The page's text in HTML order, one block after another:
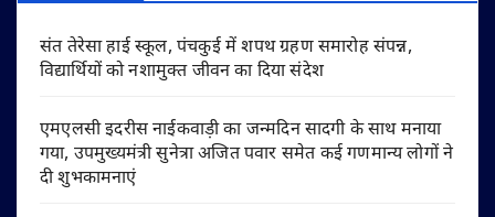
संत तेरेसा हाई स्कूल, पंचकुई में शपथ ग्रहण समारोह संपन्न,
विद्यार्थियों को नशामुक्त जीवन का दिया संदेश
एमएलसी इदरीस नाईकवाड़ी का जन्मदिन सादगी के साथ मनाया
गया, उपमुख्यमंत्री सुनेत्रा अजित पवार समेत कई गणमान्य लोगों ने
दी शुभकामनाएं